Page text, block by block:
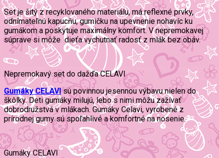
Set je šitý z recyklovaného materiálu, má reflexné prvky,
odnímateľnú kapucňu, gumičku na upevnenie nohavíc ku
gumákom a poskytuje maximálny komfort. V nepremokavej
súprave si môže dieťa vychutnať radosť z mlák bez obáv.
Nepremokavý set do dažďa CELAVI
Gumáky CELAVI sú povinnou jesennou výbavu nielen do
škôlky. Deti gumáky milujú, lebo s nimi môžu zažívať
dobrodružstvá v mlákach. Gumáky Celavi, vyrobené z
prírodnej gumy sú spoľahlivé a komfortné na nosenie.
Gumáky CELAVI